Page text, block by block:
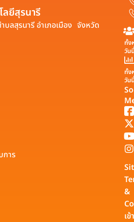
ลยีสุรนารี
ลสุรนารี อำเภอเมือง จังหวัด
ทั้ง
วัน
ทั้ง
วัน
การ
&
เข้า